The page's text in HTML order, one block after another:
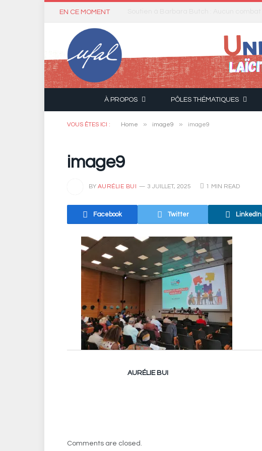
EN CE MOMENT
À PROPOS PÔLES THÉMATIQUES
VOUS ÊTES ICI : Home » image9 » image9
image9
BY AURÉLIE BUI 3 JUILLET, 2025 1 MIN READ
Facebook Twitter LinkedIn
AURÉLIE BUI
Comments are closed.